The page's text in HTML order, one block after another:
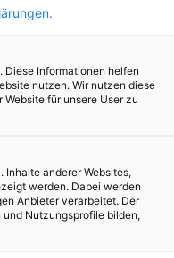
ZUM INFO HUB
Informationen helfen
nutzen. Wir nutzen diese
für unsere User zu
Inhalte anderer Websites,
werden. Dabei werden
Anbieter verarbeitet. Der
Nutzungsprofile bilden,